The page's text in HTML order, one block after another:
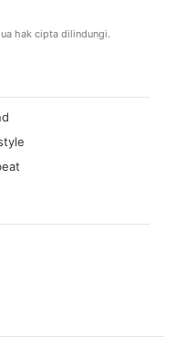
hak cipta dilindungi.